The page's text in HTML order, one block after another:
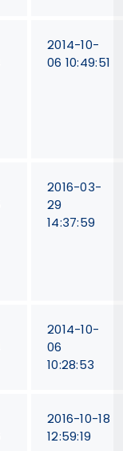
2014-10-
06 10:49:51
2016-03-
29
14:37:59
2014-10-
06
10:28:53
2016-10-18
12:59:19